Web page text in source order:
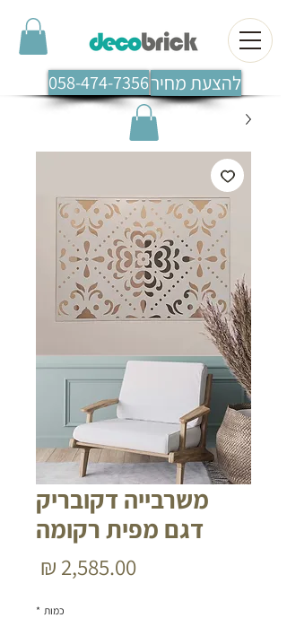
להצעת מחיר058-474-7356
משרבייה דקובריק
דגם מפית רקומה
כמות *